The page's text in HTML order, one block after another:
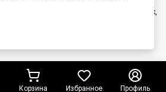
информация, касающаяся характеристик,
носит информационный характер и ни при
публичной офертой, определяемой
Корзина Избранное Профиль